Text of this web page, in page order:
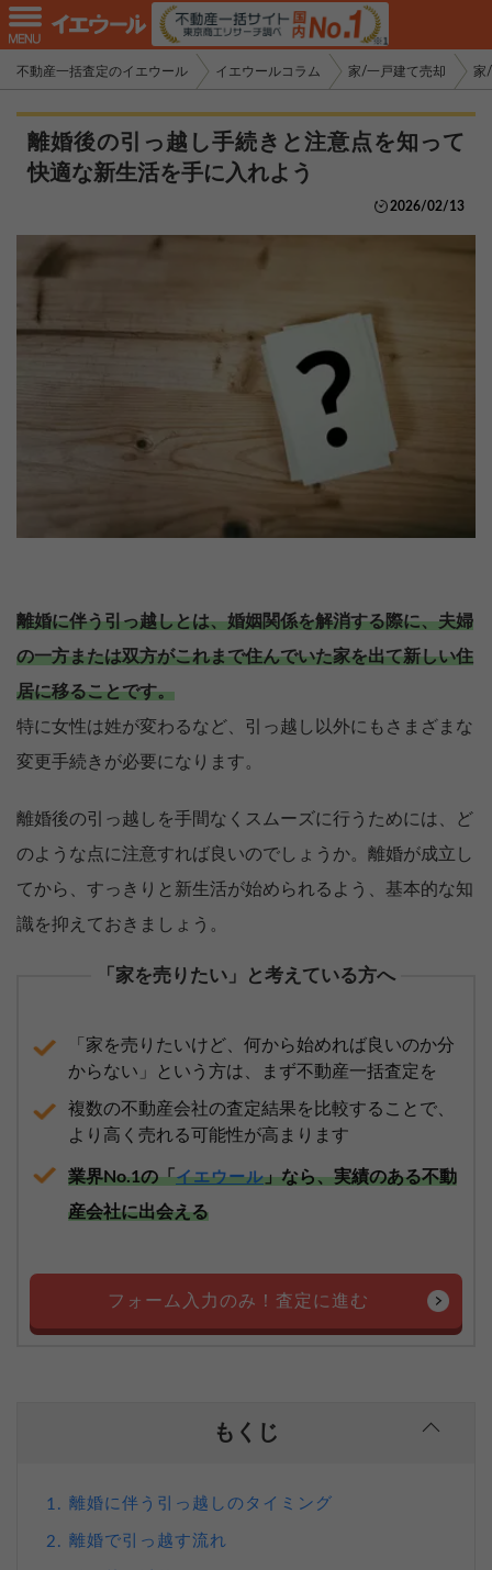
不動産一括査定のイエウール イエウールコラム 家/一戸建て売却 家
離婚後の引っ越し手続きと注意点を知って
快適な新生活を手に入れよう
2026/02/13
離婚に伴う引っ越しとは、婚姻関係を解消する際に、夫婦
の一方または双方がこれまで住んでいた家を出て新しい住
居に移ることです。
特に女性は姓が変わるなど、引っ越し以外にもさまざまな
変更手続きが必要になります。
離婚後の引っ越しを手間なくスムーズに行うためには、ど
のような点に注意すれば良いのでしょうか。離婚が成立し
てから、すっきりと新生活が始められるよう、基本的な知
識を抑えておきましょう。
「家を売りたい」と考えている方へ
「家を売りたいけど、何から始めれば良いのか分
からない」という方は、まず不動産一括査定を
複数の不動産会社の査定結果を比較することで、
より高く売れる可能性が高まります
業界No.1の「イエウール」なら、実績のある不動
産会社に出会える
フォーム入力のみ！査定に進む
もくじ
1. 離婚に伴う引っ越しのタイミング
2. 離婚で引っ越す流れ